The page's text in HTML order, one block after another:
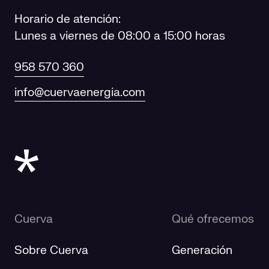
Horario de atención:
Lunes a viernes de 08:00 a 15:00 horas
958 570 360
info@cuervaenergia.com
Cuerva
Sobre Cuerva
Qué ofrecemos
Generación